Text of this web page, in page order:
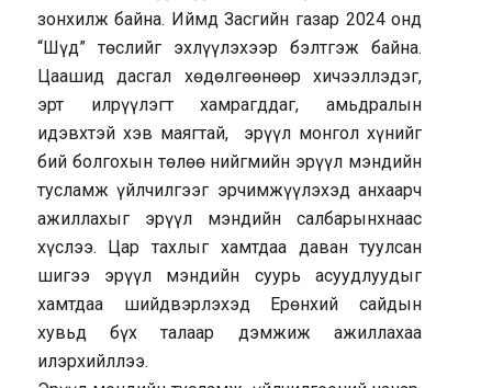
зонхилж байна. Иймд Засгийн газар 2024 онд
“Шүд” төслийг эхлүүлэхээр бэлтгэж байна.
Цаашид дасгал хөдөлгөөнөөр хичээллэдэг,
эрт илрүүлэгт хамрагддаг, амьдралын
идэвхтэй хэв маягтай, эрүүл монгол хүнийг
бий болгохын төлөө нийгмийн эрүүл мэндийн
тусламж үйлчилгээг эрчимжүүлэхэд анхаарч
ажиллахыг эрүүл мэндийн салбарынхнаас
хүслээ. Цар тахлыг хамтдаа даван туулсан
шигээ эрүүл мэндийн суурь асуудлуудыг
хамтдаа шийдвэрлэхэд Ерөнхий сайдын
хувьд бүх талаар дэмжиж ажиллахаа
илэрхийллээ.